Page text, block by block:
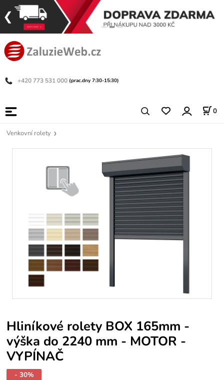
+420 773 531 000 (prac.dny 7:30-15:30)
0
Venkovní rolety
Hliníkové rolety BOX 165mm -
výška do 2240 mm - MOTOR -
VYPÍNAČ
- 30%